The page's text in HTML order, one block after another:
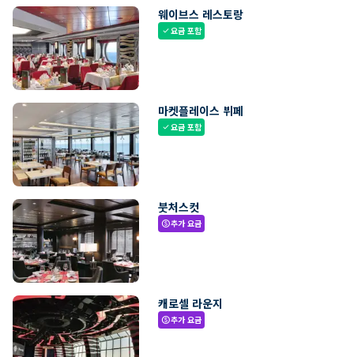
웨이브스 레스토랑
check요금 포함
마켓플레이스 뷔페
check요금 포함
붓처스컷
paid추가 요금
캐로셀 라운지
paid추가 요금